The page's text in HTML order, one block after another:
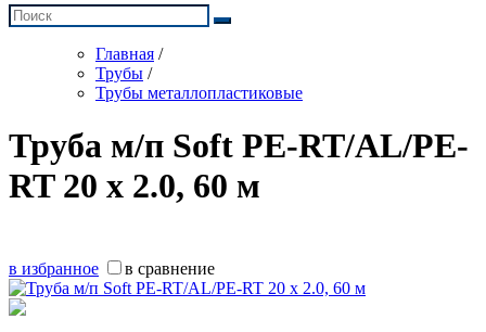
Главная /
Трубы /
Трубы металлопластиковые
Труба м/п Soft PE-RT/AL/PE-
RT 20 x 2.0, 60 м
в избранное в сравнение